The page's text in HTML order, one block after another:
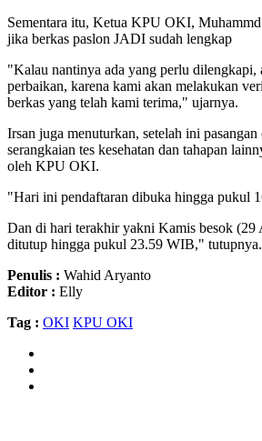
Sementara itu, Ketua KPU OKI, Muhammd
jika berkas paslon JADI sudah lengkap
"Kalau nantinya ada yang perlu dilengkapi,
perbaikan, karena kami akan melakukan
berkas yang telah kami terima," ujarnya.
Irsan juga menuturkan, setelah ini
serangkaian tes kesehatan dan tahapan
oleh KPU OKI.
"Hari ini pendaftaran dibuka hingga pukul
Dan di hari terakhir yakni Kamis besok (29
ditutup hingga pukul 23.59 WIB," tutupnya.
Penulis : Wahid Aryanto
Editor : Elly
Tag : OKI KPU OKI